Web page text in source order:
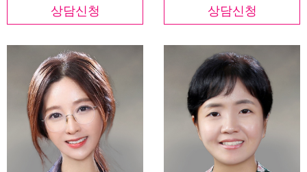
상담신청 상담신청